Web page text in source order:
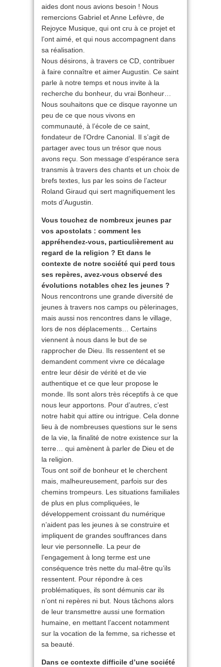
aides dont nous avions besoin ! Nous
remercions Gabriel et Anne Lefèvre, de
Rejoyce Musique, qui ont cru à ce projet et
l’ont aimé, et qui nous accompagnent dans
sa réalisation.
Nous désirons, à travers ce CD, contribuer
à faire connaître et aimer Augustin. Ce saint
parle à notre temps et nous invite à la
recherche du bonheur, du vrai Bonheur…
Nous souhaitons que ce disque rayonne un
peu de ce que nous vivons en
communauté, à l’école de ce saint,
fondateur de l’Ordre Canonial. Il s’agit de
partager avec tous un trésor que nous
avons reçu. Son message d’espérance sera
transmis à travers des chants et un choix de
brefs textes, lus par les soins de l’acteur
Roland Giraud qui sert magnifiquement les
mots d’Augustin.
Vous touchez de nombreux jeunes par
vos apostolats : comment les
appréhendez-vous, particulièrement au
regard de la religion ? Et dans le
contexte de notre société qui perd tous
ses repères, avez-vous observé des
évolutions notables chez les jeunes ?
Nous rencontrons une grande diversité de
jeunes à travers nos camps ou pèlerinages,
mais aussi nos rencontres dans le village,
lors de nos déplacements… Certains
viennent à nous dans le but de se
rapprocher de Dieu. Ils ressentent et se
demandent comment vivre ce décalage
entre leur désir de vérité et de vie
authentique et ce que leur propose le
monde. Ils sont alors très réceptifs à ce que
nous leur apportons. Pour d’autres, c’est
notre habit qui attire ou intrigue. Cela donne
lieu à de nombreuses questions sur le sens
de la vie, la finalité de notre existence sur la
terre… qui amènent à parler de Dieu et de
la religion.
Tous ont soif de bonheur et le cherchent
mais, malheureusement, parfois sur des
chemins trompeurs. Les situations familiales
de plus en plus compliquées, le
développement croissant du numérique
n’aident pas les jeunes à se construire et
impliquent de grandes souffrances dans
leur vie personnelle. La peur de
l’engagement à long terme est une
conséquence très nette du mal-être qu’ils
ressentent. Pour répondre à ces
problématiques, ils sont démunis car ils
n’ont ni repères ni but. Nous tâchons alors
de leur transmettre aussi une formation
humaine, en mettant l’accent notamment
sur la vocation de la femme, sa richesse et
sa beauté.
Dans ce contexte difficile d’une société